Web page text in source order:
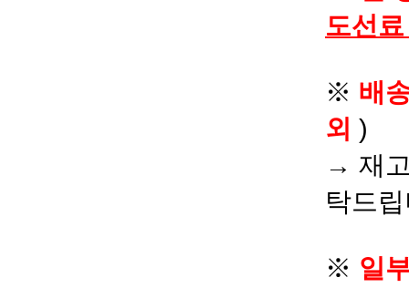
도선
※ 배
외 )
→ 재
탁드
※ 일